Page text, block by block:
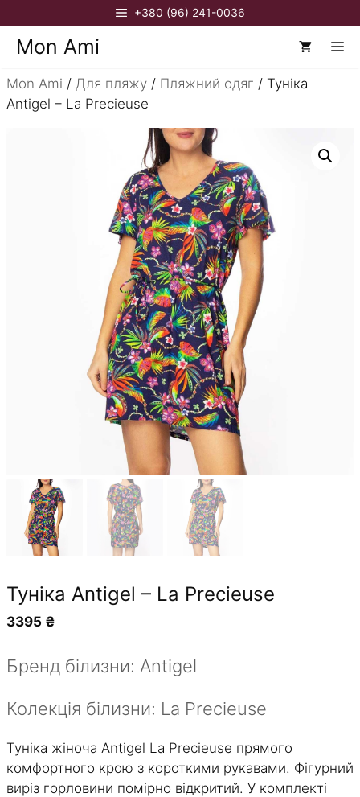
до
вмісту
+380 (96) 241-0036
Mon Ami
Mon Ami / Для пляжу / Пляжний одяг / Туніка
Antigel – La Precieuse
Туніка Antigel – La Precieuse
3395 ₴
Бренд білизни: Antigel
Колекція білизни: La Precieuse
Туніка жіноча Antigel La Precieuse прямого
комфортного крою з короткими рукавами. Фігурний
виріз горловини помірно відкритий. У комплекті